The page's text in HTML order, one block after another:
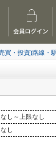
会員ログイン
買・投資)路線・
し～上限なし
し